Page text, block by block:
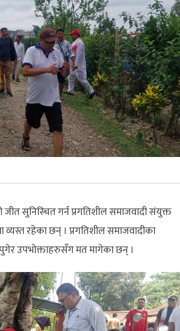
जीत सुनिस्चित गर्न प्रगतिशील समाजवादी संयुक्त
रहेका छन् । प्रगतिशील समाजवादीका
उपभोक्ताहरुसँग मत मागेका छन् ।